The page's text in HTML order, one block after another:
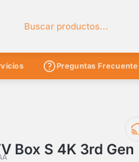
Buscar en el catálogo
Preguntas
Box S 4K 3rd Gen